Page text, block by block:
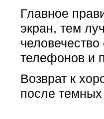
Главное
экран, тем
телефонов и
Возврат к
после темных